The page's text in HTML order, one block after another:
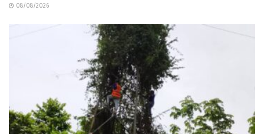
08/08/2026